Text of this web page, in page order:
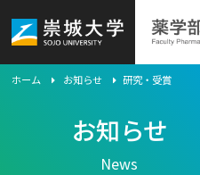
ホーム お知らせ 研究・受賞
お知らせ
News
学科紹介